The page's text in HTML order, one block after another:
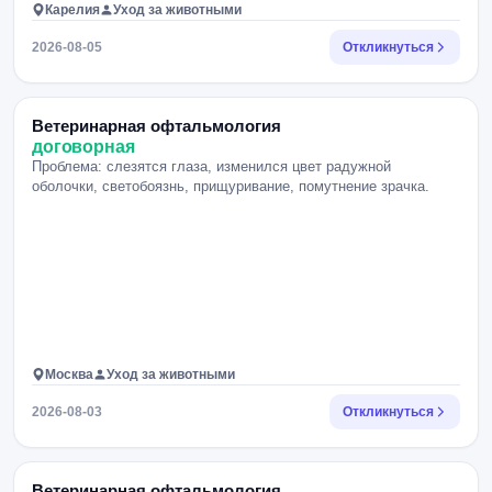
Карелия Уход за животными
2026-08-05 Откликнуться
Ветеринарная офтальмология
договорная
Проблема: слезятся глаза, изменился цвет радужной
оболочки, светобоязнь, прищуривание, помутнение зрачка.
Москва Уход за животными
2026-08-03 Откликнуться